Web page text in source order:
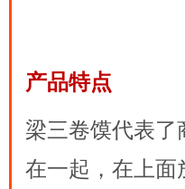
产品特点
梁三卷馍代表
在一起，在上面